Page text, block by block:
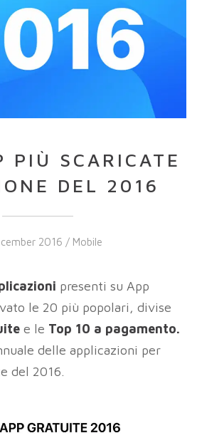
PIÙ SCARICATE
DEL 2016
2016 / Mobile
presenti su App
le 20 più popolari, divise
e le Top 10 a pagamento.
delle applicazioni per
del 2016.